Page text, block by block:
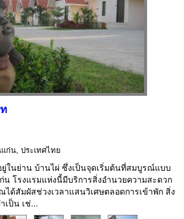
ก่น, ประเทศไทย
ยู่ในย่าน บ้านไผ่ ซึ่งเป็นจุดเริ่มต้นที่สมบูรณ์แบบ
โรงแรมแห่งนี้มีบริการสิ่งอำนวยความสะดวก
ด้สัมผัสช่วงเวลาแสนวิเศษตลอดการเข้าพัก สิ่ง
เป็น เช่...